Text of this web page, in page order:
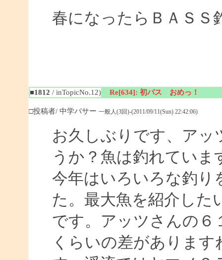
春になったらＢＡＳＳ
■1812 / inTopicNo.12) Re[634]: 初バス おめっ！
□投稿者/ 中学バサー 一般人(3回)-(2011/09/11(Sun) 22:42:06)
お久しぶりです、アッ
うか？魚は釣れていま
今年はいろいろな釣り
た。最大魚を紹介した
です。アッツさんの６
くらいの差がありま